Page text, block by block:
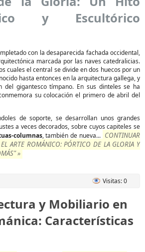
y Escultórico
con la desaparecida fachada occidental,
marcada por las naves catedralicias.
cuales el central se divide en dos huecos por un
hasta entonces en la arquitectura gallega, y
del gigantesco tímpano. En sus dinteles se ha
su colocación el primero de abril del
de soporte, se desarrollan unos grandes
a veces decorados, sobre cuyos capiteles se
columnas, también de nueva... CONTINUAR
ARTE ROMÁNICO: PÓRTICO DE LA GLORIA Y
»
Visitas: 0
y Mobiliario en
Características